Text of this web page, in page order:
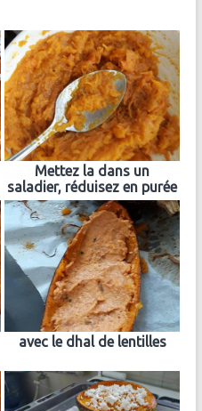
Mettez la dans un
saladier, réduisez en purée
avec le dhal de lentilles